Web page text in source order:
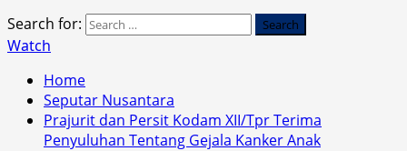
Search for:
Watch
Home
Seputar Nusantara
Prajurit dan Persit Kodam XII/Tpr Terima
Penyuluhan Tentang Gejala Kanker Anak